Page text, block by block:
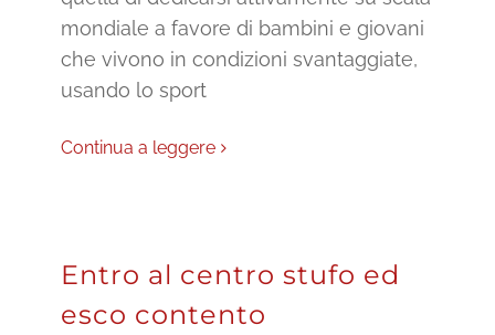
mondiale a favore di bambini e giovani
che vivono in condizioni svantaggiate,
usando lo sport
Continua a leggere
Entro al centro stufo ed
esco contento